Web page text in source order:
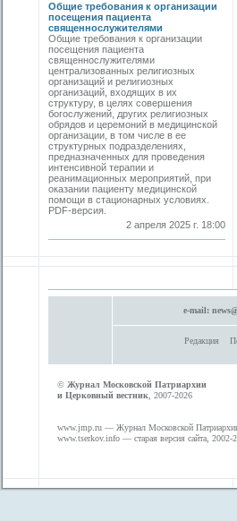
Общие требования к организации
посещения пациента
священнослужителями
Общие требования к организации
посещения пациента
священнослужителями
централизованных религиозных
организаций и религиозных
организаций, входящих в их
структуру, в целях совершения
богослужений, других религиозных
обрядов и церемоний в медицинской
организации, в том числе в ее
структурных подразделениях,
предназначенных для проведения
интенсивной терапии и
реанимационных мероприятий, при
оказании пациенту медицинской
помощи в стационарных условиях.
PDF-версия.
2 апреля 2025 г. 18:00
e-mail:
Редакция
© Журнал Московской Патриархии
и Церковный вестник , 2007-2026
www.jmp.ru — Журнал Московской
www.tserkov.info — старая версия сайта, 2002-